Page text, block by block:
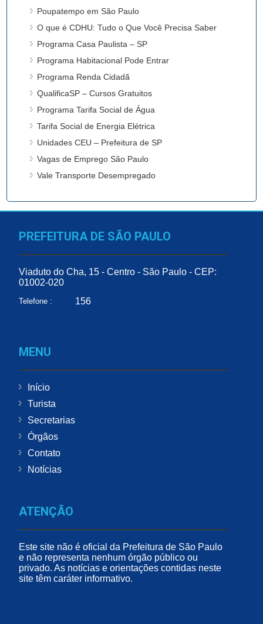
Poupatempo em São Paulo
O que é CDHU: Tudo o Que Você Precisa Saber
Programa Casa Paulista – SP
Programa Habitacional Pode Entrar
Programa Renda Cidadã
QualificaSP – Cursos Gratuitos
Programa Tarifa Social de Água
Tarifa Social de Energia Elétrica
Unidades CEU – Prefeitura de SP
Vagas de Emprego São Paulo
Vale Transporte Desempregado
PREFEITURA DE SÃO PAULO
Viaduto do Cha, 15 - Centro - São Paulo - CEP:
01002-020
Telefone : 156
MENU
Início
Turista
Secretarias
Órgãos
Contato
Notícias
ATENÇÃO
Este site não é oficial da Prefeitura de São Paulo
e não representa nenhum órgão público ou
privado. As notícias e orientações contidas neste
site têm caráter informativo.